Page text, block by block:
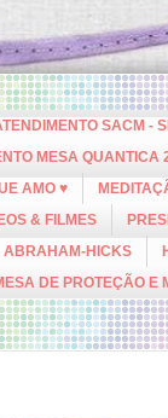
SACM -
MESA QUANTICA
AMO ♥
& FILMES
ABRAHAM-HICKS
DE PROTEÇÃO